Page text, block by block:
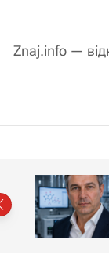
д
і
с
Znaj.info —